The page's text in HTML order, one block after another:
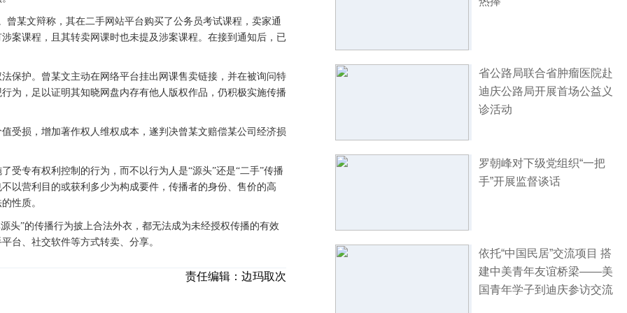
某文辩称，其在二手网站平台购买了公务员考试课程，卖家通
案课程，且其转卖网课时也未提及涉案课程。在接到通知后，已
保护。曾某文主动在网络平台挂出网课售卖链接，并在被询问特
为，足以证明其知晓网盘内存有他人版权作品，仍积极实施传播
受损，增加著作权人维权成本，遂判决曾某文赔偿某公司经济损
受专有权利控制的行为，而不以行为人是“源头”还是“二手”传播
以营利目的或获利多少为构成要件，传播者的身份、售价的高
性质。
头”的传播行为披上合法外衣，都无法成为未经授权传播的有效
台、社交软件等方式转卖、分享。
责任编辑： 边玛取次
省公路局联合省肿瘤医院赴
迪庆公路局开展首场公益义
诊活动
罗朝峰对下级党组织“一把
手”开展监督谈话
依托“中国民居”交流项目 搭
建中美青年友谊桥梁——美
国青年学子到迪庆参访交流